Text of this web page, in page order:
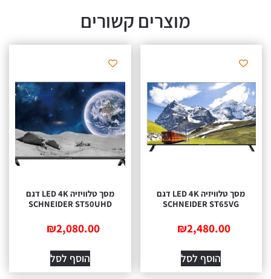
מוצרים קשורים
מסך טלוויזיה LED 4K דגם
SCHNEIDER ST65VG
₪2,480.00
הוסף לסל
מסך טלוויזיה LED 4K דגם
SCHNEIDER ST50UHD
₪2,080.00
הוסף לסל